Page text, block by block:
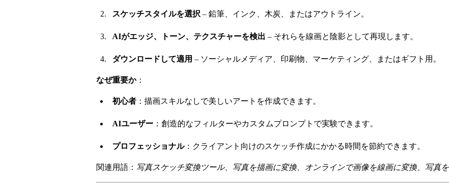
スケッチスタイルを選択 – 鉛筆、インク、木炭、またはアウトライン。
AIがエッジ、トーン、テクスチャーを検出 – それらを線画と陰影として再現します。
ダウンロードして適用 – ソーシャルメディア、印刷物、マーケティング、またはギフト用。
なぜ重要か：
初心者 ：描画スキルなしで美しいアートを作成できます。
AIユーザー ：創造的なフィルターやカスタムプロンプトで実験できます。
プロフェッショナル：クライアント向けのスケッチ作成にかかる時間を節約できます。
関連用語： 写真スケッチ変換ツール、 写真を描画に変換 オンラインで画像を線画に変換 写真